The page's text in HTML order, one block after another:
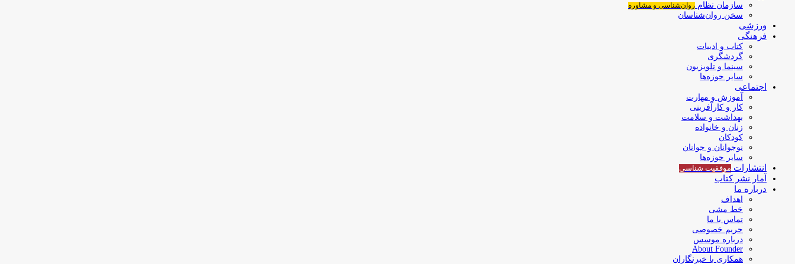
سازمان نظام روان‌شناسی و مشاوره
سخن روان‌شناسان
ورزشی
فرهنگی
کتاب و ادبیات
گردشگری
سینما و تلویزیون
سایر حوزه‌ها
اجتماعی
آموزش و مهارت
کار و کارآفرینی
بهداشت و سلامت
زنان و خانواده
کودکان
نوجوانان و جوانان
سایر حوزه‌ها
انتشارات موفقیت‌ شناسی
آمار نشر کتاب
درباره ما
اهداف
خط مشی
تماس با ما
حریم خصوصی
درباره موسس
About Founder
همکاری با خبرنگاران